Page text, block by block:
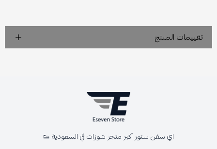
تقييمات المنتج
اي سفن ستور أكبر متجر شوزات في السعودية 👟